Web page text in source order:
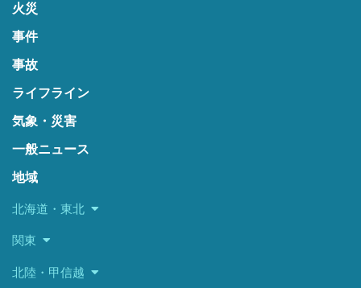
火災
事件
事故
ライフライン
気象・災害
一般ニュース
地域
北海道・東北
関東
北陸・甲信越